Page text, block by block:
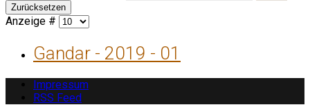
Zurücksetzen
Anzeige #
Gandar - 2019 - 01
Impressum
RSS Feed